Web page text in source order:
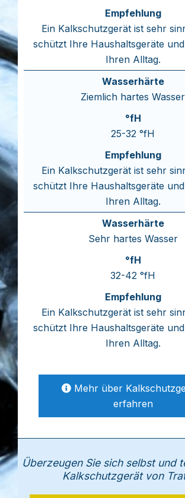
Ein Kalkschutzgerät ist sehr
schützt Ihre Haushaltsgeräte
Ihren Alltag.
Ziemlich hartes Wasser
25-32 °fH
Ein Kalkschutzgerät ist sehr
schützt Ihre Haushaltsgeräte
Ihren Alltag.
Sehr hartes Wasser
32-42 °fH
Ein Kalkschutzgerät ist sehr
schützt Ihre Haushaltsgeräte
Ihren Alltag.
Mehr über
erfahren
Überzeugen Sie sich selbst und
Kalkschutzgerät von